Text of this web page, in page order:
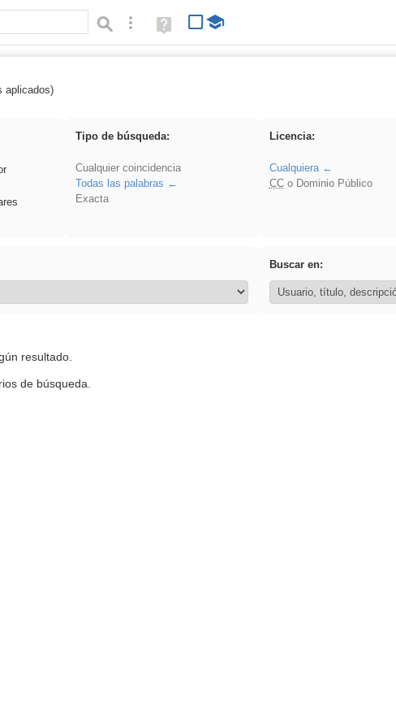
Búsqueda avanzada
Ayuda
(en
aplicados)
Tipo de búsqueda:
Cualquier coincidencia
Todas las palabras
Exacta
Licencia:
Cualquiera
CCo Dominio Público
Buscar en:
resultado.
de búsqueda.